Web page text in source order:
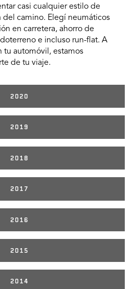
casi cualquier estilo de
camino. Elegí neumáticos
en carretera, ahorro de
e incluso run-flat. A
tu automóvil, estamos
de tu viaje.
2020
2019
2018
2017
2016
2015
2014